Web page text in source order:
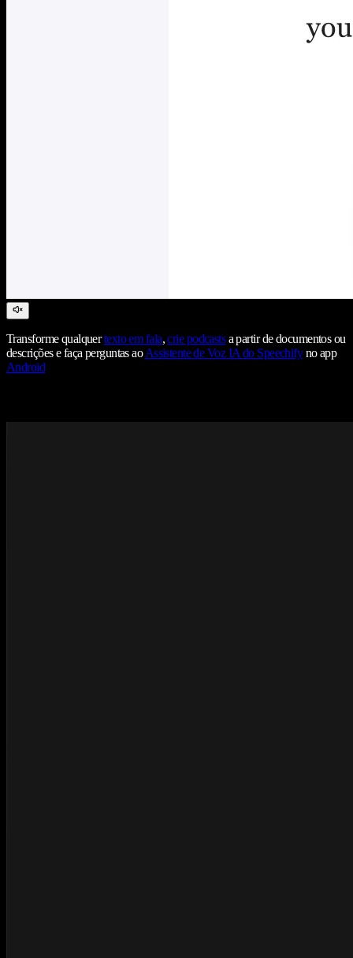
Transforme qualquertexto em fala,crie podcastsa partir de documentos ou
descrições e faça perguntas aoAssistente de Voz IA do Speechifyno app
Android